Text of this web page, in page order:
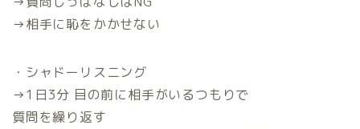
→相手に恥をかかせない
・シャドーリスニング
→1日3分 目の前に相手がいるつもりで
質問を繰り返す